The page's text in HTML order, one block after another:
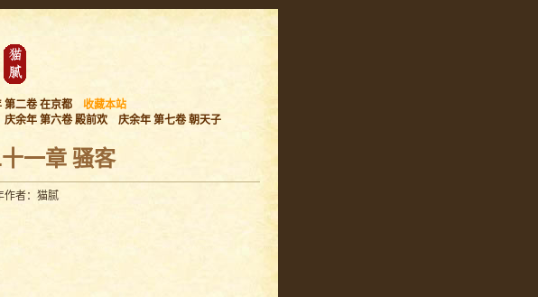
第二卷 在京都
收藏本站
庆余年 第六卷 殿前欢 庆余年 第七卷 朝天子
一章 骚客
者：猫腻